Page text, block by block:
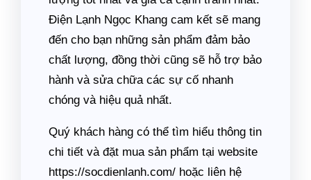
Điện Lạnh Ngọc Khang cam kết sẽ mang
đến cho bạn những sản phẩm đảm bảo
chất lượng, đồng thời cũng sẽ hỗ trợ bảo
hành và sửa chữa các sự cố nhanh
chóng và hiệu quả nhất.
Quý khách hàng có thể tìm hiểu thông tin
chi tiết và đặt mua sản phẩm tại website
https://socdienlanh.com/ hoặc liên hệ